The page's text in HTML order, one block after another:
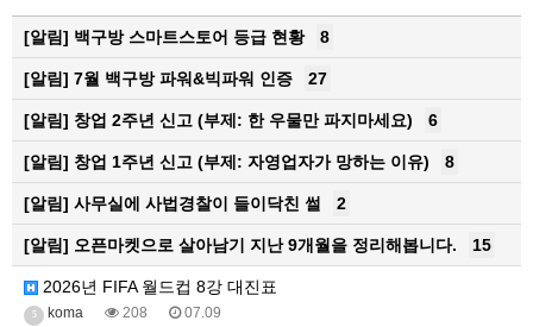
[알림] 백구방 스마트스토어 등급 현황 8
[알림] 7월 백구방 파워&빅파워 인증 27
[알림] 창업 2주년 신고 (부제: 한 우물만 파지마세요) 6
[알림] 창업 1주년 신고 (부제: 자영업자가 망하는 이유) 8
[알림] 사무실에 사법경찰이 들이닥친 썰 2
[알림] 오픈마켓으로 살아남기 지난 9개월을 정리해봅니다. 15
2026년 FIFA 월드컵 8강 대진표
5 koma 208 07.09